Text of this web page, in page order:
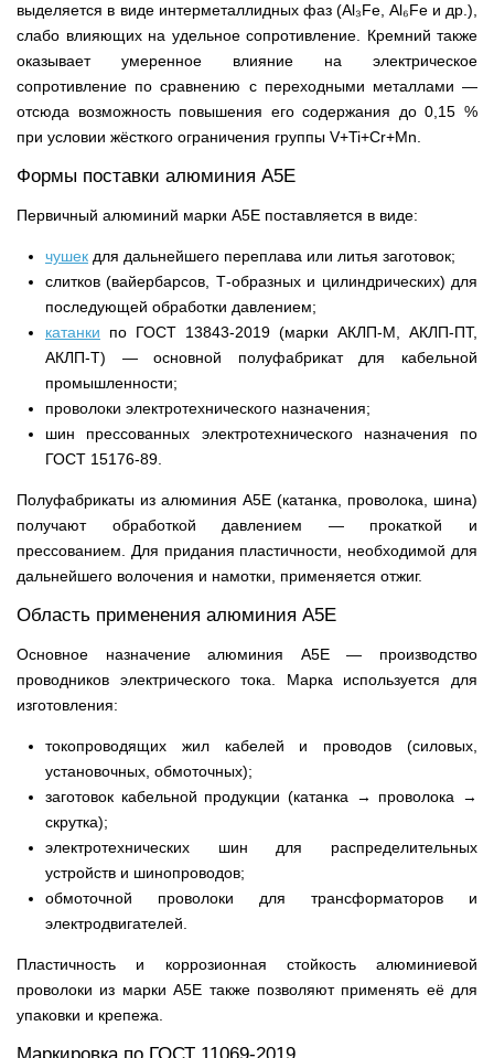
выделяется в виде интерметаллидных фаз (Al₃Fe, Al₆Fe и др.),
слабо влияющих на удельное сопротивление. Кремний также
оказывает умеренное влияние на электрическое
сопротивление по сравнению с переходными металлами —
отсюда возможность повышения его содержания до 0,15 %
при условии жёсткого ограничения группы V+Ti+Cr+Mn.
Формы поставки алюминия А5Е
Первичный алюминий марки А5Е поставляется в виде:
чушек для дальнейшего переплава или литья заготовок;
слитков (вайербарсов, Т-образных и цилиндрических) для
последующей обработки давлением;
катанки по ГОСТ 13843-2019 (марки АКЛП-М, АКЛП-ПТ,
АКЛП-Т) — основной полуфабрикат для кабельной
промышленности;
проволоки электротехнического назначения;
шин прессованных электротехнического назначения по
ГОСТ 15176-89.
Полуфабрикаты из алюминия А5Е (катанка, проволока, шина)
получают обработкой давлением — прокаткой и
прессованием. Для придания пластичности, необходимой для
дальнейшего волочения и намотки, применяется отжиг.
Область применения алюминия А5Е
Основное назначение алюминия А5Е — производство
проводников электрического тока. Марка используется для
изготовления:
токопроводящих жил кабелей и проводов (силовых,
установочных, обмоточных);
заготовок кабельной продукции (катанка → проволока →
скрутка);
электротехнических шин для распределительных
устройств и шинопроводов;
обмоточной проволоки для трансформаторов и
электродвигателей.
Пластичность и коррозионная стойкость алюминиевой
проволоки из марки А5Е также позволяют применять её для
упаковки и крепежа.